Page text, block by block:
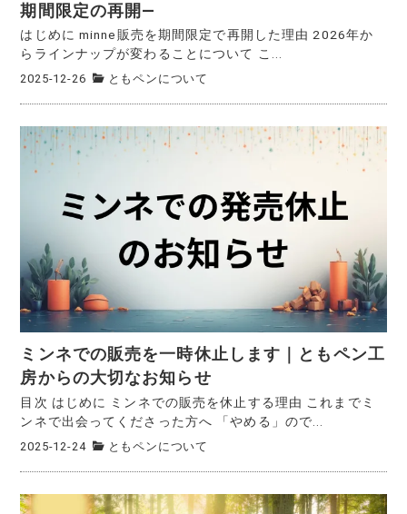
期間限定の再開―
はじめに minne販売を期間限定で再開した理由 2026年か
らラインナップが変わることについて こ...
2025-12-26 ともペンについて
ミンネでの販売を一時休止します｜ともペン工
房からの大切なお知らせ
目次 はじめに ミンネでの販売を休止する理由 これまでミ
ンネで出会ってくださった方へ 「やめる」ので...
2025-12-24 ともペンについて